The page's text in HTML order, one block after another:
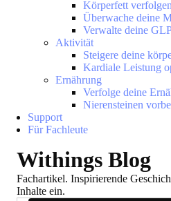
Körperfett verfolgen
Überwache deine
Verwalte deine
Aktivität
Steigere deine
Kardiale Leistung
Ernährung
Verfolge deine
Nierensteinen
Support
Für Fachleute
Withings Blog
Fachartikel. Inspirierende
Inhalte ein.